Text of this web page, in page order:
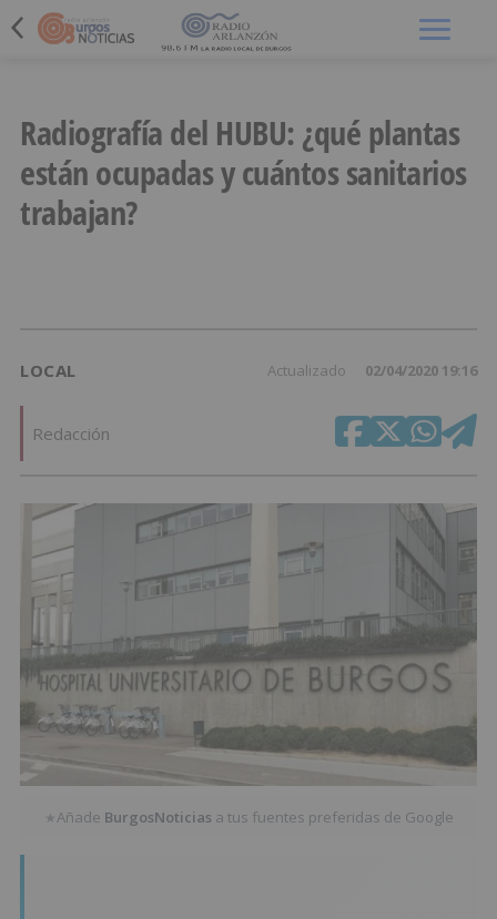
Radiografía del HUBU: ¿qué plantas
están ocupadas y cuántos sanitarios
trabajan?
LOCAL Actualizado 02/04/2020 19:16
Redacción
★Añade BurgosNoticias a tus fuentes preferidas de Google